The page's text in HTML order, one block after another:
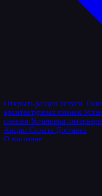
Открыть раздел Услуги
архитектурных пленок
пленки Установка
Акции Оплата Доставка
О магазине